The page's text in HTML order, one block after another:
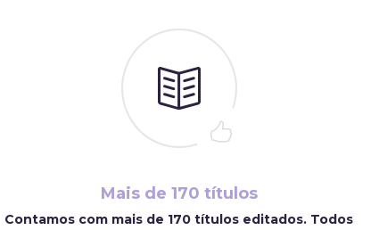
Mais de 170 títulos
Contamos com mais de 170 títulos editados. Todos